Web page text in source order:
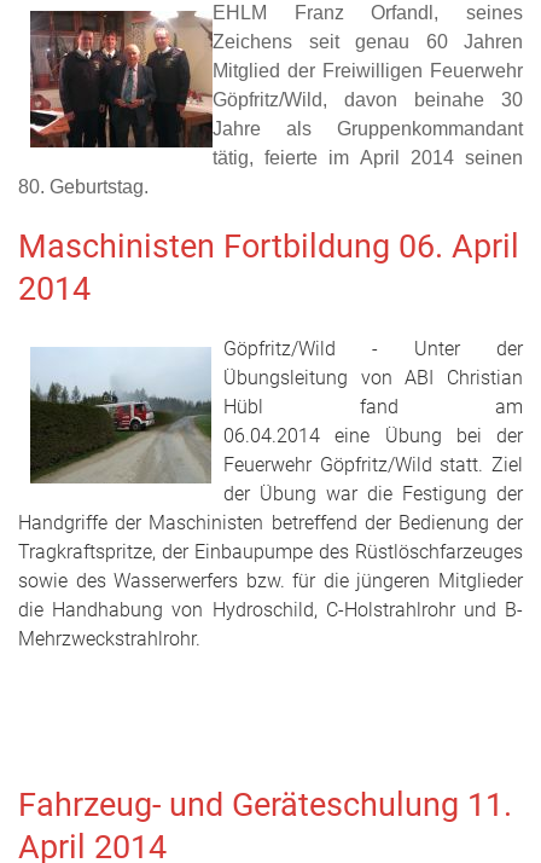
EHLM Franz Orfandl, seines
Zeichens seit genau 60 Jahren
Mitglied der Freiwilligen Feuerwehr
Göpfritz/Wild, davon beinahe 30
Jahre als Gruppenkommandant
tätig, feierte im April 2014 seinen
80. Geburtstag.
Maschinisten Fortbildung 06. April
2014
Göpfritz/Wild - Unter der
Übungsleitung von ABI Christian
Hübl fand am
06.04.2014 eine Übung bei der
Feuerwehr Göpfritz/Wild statt. Ziel
der Übung war die Festigung der
Handgriffe der Maschinisten betreffend der Bedienung der
Tragkraftspritze, der Einbaupumpe des Rüstlöschfarzeuges
sowie des Wasserwerfers bzw. für die jüngeren Mitglieder
die Handhabung von Hydroschild, C-Holstrahlrohr und B-
Mehrzweckstrahlrohr.
Fahrzeug- und Geräteschulung 11.
April 2014